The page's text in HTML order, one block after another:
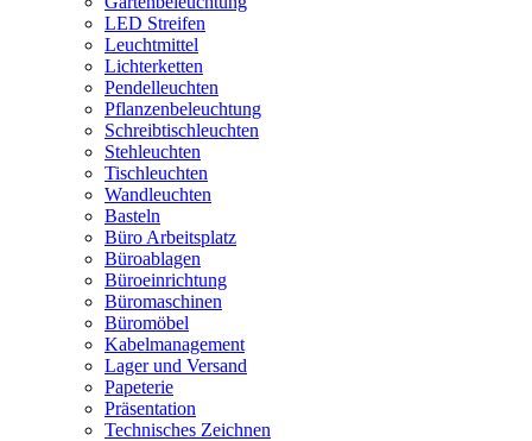
LED Streifen
Leuchtmittel
Lichterketten
Pendelleuchten
Pflanzenbeleuchtung
Schreibtischleuchten
Stehleuchten
Tischleuchten
Wandleuchten
Basteln
Büro Arbeitsplatz
Büroablagen
Büroeinrichtung
Büromaschinen
Büromöbel
Kabelmanagement
Lager und Versand
Papeterie
Präsentation
Technisches Zeichnen